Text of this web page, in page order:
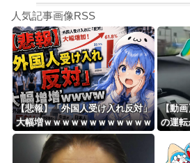
短冊は知っている
8/4のニュース
更新中止のお知らせ
人気記事画像RSS
【悲報】「外国人受け入れ反対」
大幅増ｗｗｗｗｗｗｗｗｗｗｗｗ
ｗｗｗｗｗｗ
【動画
の運転